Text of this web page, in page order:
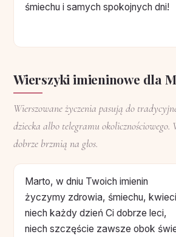
śmiechu i samych spokojnych dni!
Wierszyki imieninowe dla
Wierszowane życzenia pasują do
dziecka albo telegramu okolicznościowego.
dobrze brzmią na głos.
Marto, w dniu Twoich imienin
życzymy zdrowia, śmiechu,
niech każdy dzień Ci dobrze leci,
niech szczęście zawsze obok